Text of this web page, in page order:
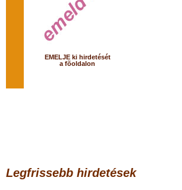
EMELJE ki hirdetését
a fõoldalon
Legfrissebb hirdetések